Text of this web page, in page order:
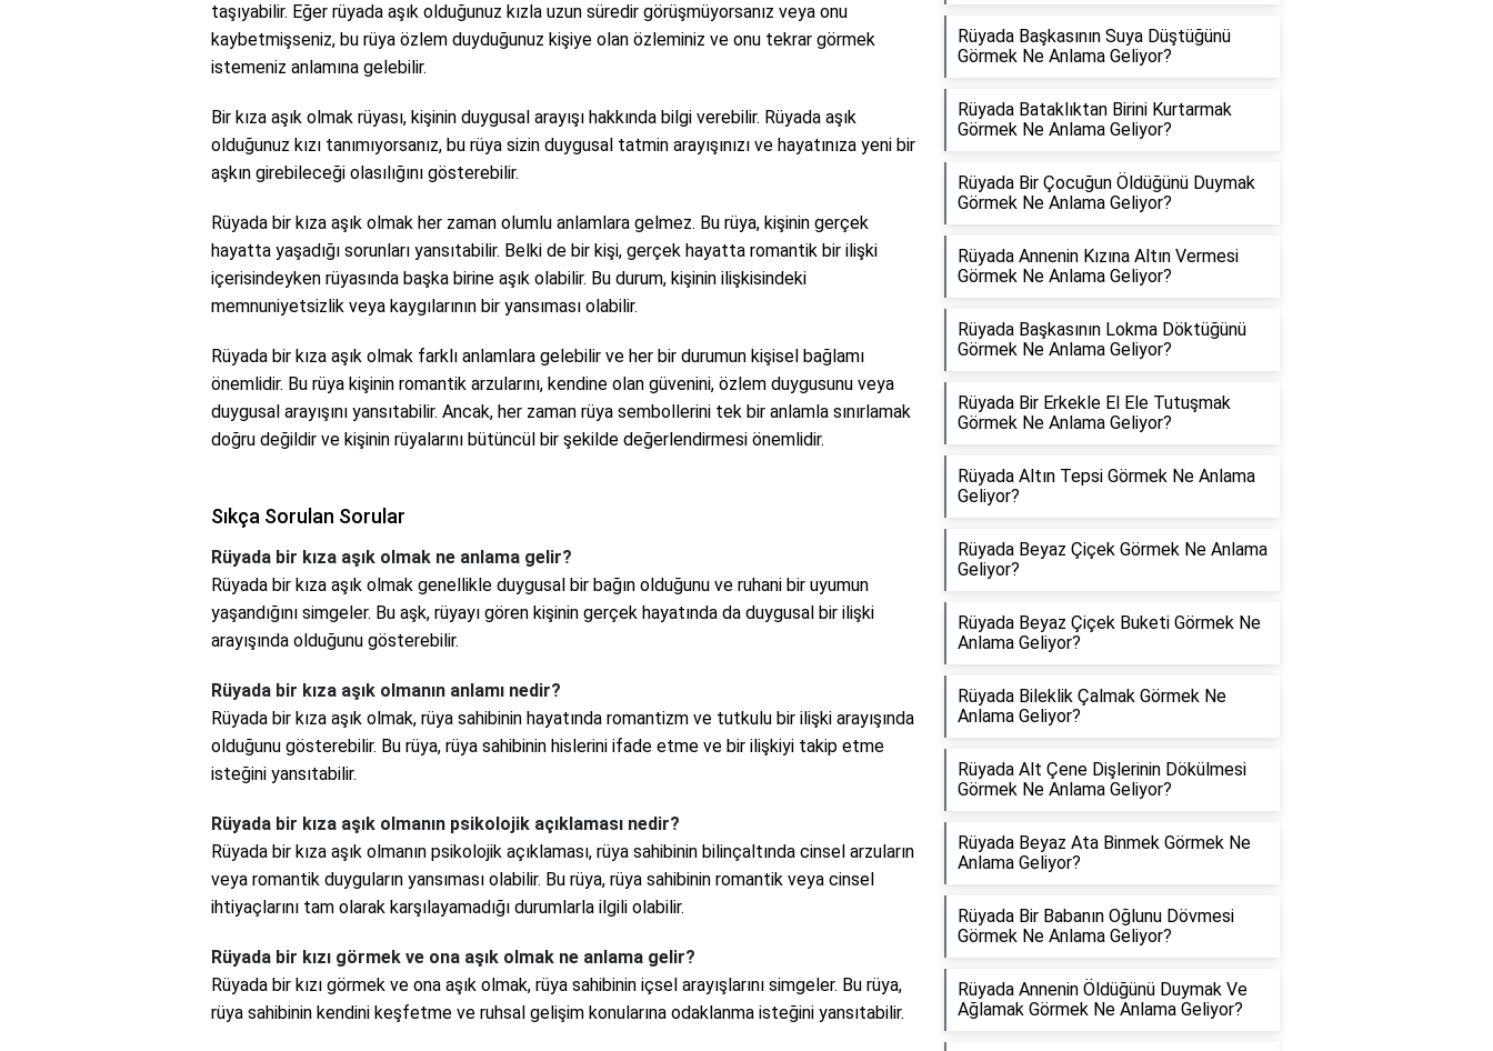
taşıyabilir. Eğer rüyada aşık olduğunuz kızla uzun süredir görüşmüyorsanız veya onu
kaybetmişseniz, bu rüya özlem duyduğunuz kişiye olan özleminiz ve onu tekrar görmek
istemeniz anlamına gelebilir.
Bir kıza aşık olmak rüyası, kişinin duygusal arayışı hakkında bilgi verebilir. Rüyada aşık
olduğunuz kızı tanımıyorsanız, bu rüya sizin duygusal tatmin arayışınızı ve hayatınıza yeni bir
aşkın girebileceği olasılığını gösterebilir.
Rüyada bir kıza aşık olmak her zaman olumlu anlamlara gelmez. Bu rüya, kişinin gerçek
hayatta yaşadığı sorunları yansıtabilir. Belki de bir kişi, gerçek hayatta romantik bir ilişki
içerisindeyken rüyasında başka birine aşık olabilir. Bu durum, kişinin ilişkisindeki
memnuniyetsizlik veya kaygılarının bir yansıması olabilir.
Rüyada bir kıza aşık olmak farklı anlamlara gelebilir ve her bir durumun kişisel bağlamı
önemlidir. Bu rüya kişinin romantik arzularını, kendine olan güvenini, özlem duygusunu veya
duygusal arayışını yansıtabilir. Ancak, her zaman rüya sembollerini tek bir anlamla sınırlamak
doğru değildir ve kişinin rüyalarını bütüncül bir şekilde değerlendirmesi önemlidir.
Sıkça Sorulan Sorular
Rüyada bir kıza aşık olmak ne anlama gelir?
Rüyada bir kıza aşık olmak genellikle duygusal bir bağın olduğunu ve ruhani bir uyumun
yaşandığını simgeler. Bu aşk, rüyayı gören kişinin gerçek hayatında da duygusal bir ilişki
arayışında olduğunu gösterebilir.
Rüyada bir kıza aşık olmanın anlamı nedir?
Rüyada bir kıza aşık olmak, rüya sahibinin hayatında romantizm ve tutkulu bir ilişki arayışında
olduğunu gösterebilir. Bu rüya, rüya sahibinin hislerini ifade etme ve bir ilişkiyi takip etme
isteğini yansıtabilir.
Rüyada bir kıza aşık olmanın psikolojik açıklaması nedir?
Rüyada bir kıza aşık olmanın psikolojik açıklaması, rüya sahibinin bilinçaltında cinsel arzuların
veya romantik duyguların yansıması olabilir. Bu rüya, rüya sahibinin romantik veya cinsel
ihtiyaçlarını tam olarak karşılayamadığı durumlarla ilgili olabilir.
Rüyada bir kızı görmek ve ona aşık olmak ne anlama gelir?
Rüyada bir kızı görmek ve ona aşık olmak, rüya sahibinin içsel arayışlarını simgeler. Bu rüya,
rüya sahibinin kendini keşfetme ve ruhsal gelişim konularına odaklanma isteğini yansıtabilir.
Rüyada Başkasının Suya Düştüğünü
Görmek Ne Anlama Geliyor?
Rüyada Bataklıktan Birini Kurtarmak
Görmek Ne Anlama Geliyor?
Rüyada Bir Çocuğun Öldüğünü Duymak
Görmek Ne Anlama Geliyor?
Rüyada Annenin Kızına Altın Vermesi
Görmek Ne Anlama Geliyor?
Rüyada Başkasının Lokma Döktüğünü
Görmek Ne Anlama Geliyor?
Rüyada Bir Erkekle El Ele Tutuşmak
Görmek Ne Anlama Geliyor?
Rüyada Altın Tepsi Görmek Ne Anlama
Geliyor?
Rüyada Beyaz Çiçek Görmek Ne Anlama
Geliyor?
Rüyada Beyaz Çiçek Buketi Görmek Ne
Anlama Geliyor?
Rüyada Bileklik Çalmak Görmek Ne
Anlama Geliyor?
Rüyada Alt Çene Dişlerinin Dökülmesi
Görmek Ne Anlama Geliyor?
Rüyada Beyaz Ata Binmek Görmek Ne
Anlama Geliyor?
Rüyada Bir Babanın Oğlunu Dövmesi
Görmek Ne Anlama Geliyor?
Rüyada Annenin Öldüğünü Duymak Ve
Ağlamak Görmek Ne Anlama Geliyor?